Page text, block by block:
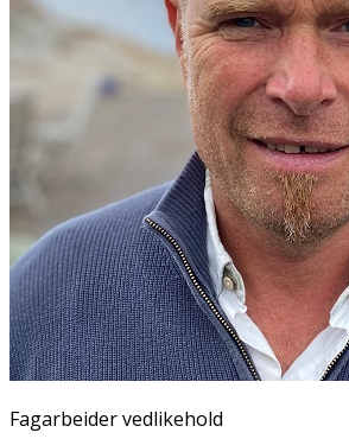
Fagarbeider vedlikehold